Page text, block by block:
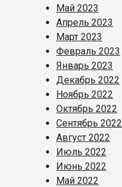
Май 2023
Апрель 2023
Март 2023
Февраль 2023
Январь 2023
Декабрь 2022
Ноябрь 2022
Октябрь 2022
Сентябрь 2022
Август 2022
Июль 2022
Июнь 2022
Май 2022